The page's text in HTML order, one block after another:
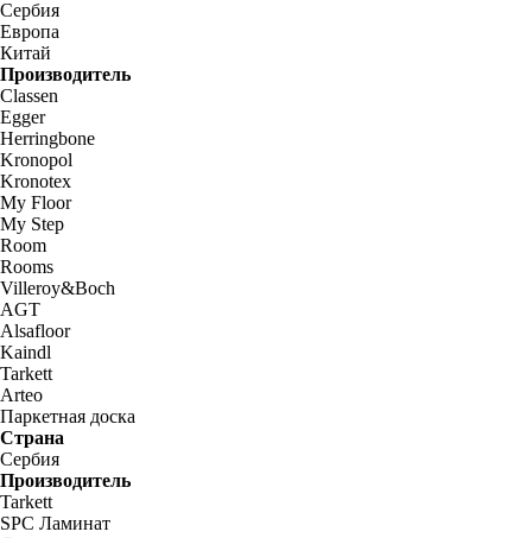
Сербия
Европа
Китай
Производитель
Classen
Egger
Herringbone
Kronopol
Kronotex
My Floor
My Step
Room
Rooms
Villeroy&Boch
AGT
Alsafloor
Kaindl
Tarkett
Arteo
Паркетная доска
Страна
Сербия
Производитель
Tarkett
SPC Ламинат